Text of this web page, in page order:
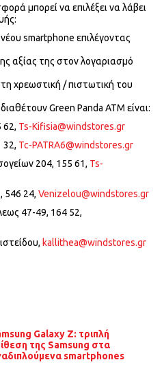
μπορεί να επιλέξει να λάβει
smartphone επιλέγοντας
αξίας της στον λογαριασμό
χρεωστική / πιστωτική του
Green Panda ATM είναι:
62, Ts-Kifisia@windstores.gr
32, Tc-PATRA6@windstores.gr
204, 155 61, Ts-
546 24, Venizelou@windstores.gr
47-49, 164 52,
kallithea@windstores.gr
Galaxy Z: τριπλή
της Samsung στα
smartphones